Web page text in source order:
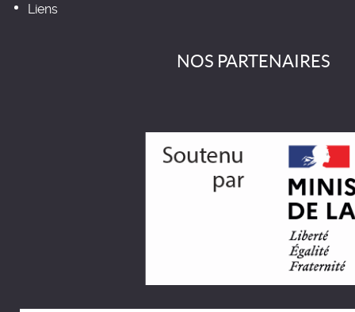
Liens
NOS PARTENAIRES